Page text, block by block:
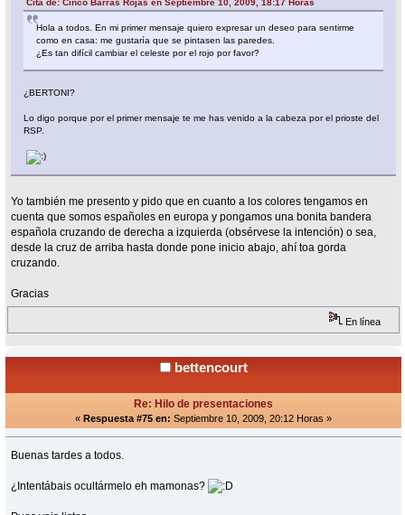
Cita de: Cinco Barras Rojas en Septiembre 10, 2009, 18:17 Horas
Hola a todos. En mi primer mensaje quiero expresar un deseo para sentirme
como en casa: me gustaría que se pintasen las paredes.
¿Es tan difícil cambiar el celeste por el rojo por favor?
¿BERTONI?
Lo digo porque por el primer mensaje te me has venido a la cabeza por el prioste del
RSP.
Yo también me presento y pido que en cuanto a los colores tengamos en
cuenta que somos españoles en europa y pongamos una bonita bandera
española cruzando de derecha a izquierda (obsérvese la intención) o sea,
desde la cruz de arriba hasta donde pone inicio abajo, ahí toa gorda
cruzando.
Gracias
En línea
bettencourt
Re: Hilo de presentaciones
« Respuesta #75 en: Septiembre 10, 2009, 20:12 Horas »
Buenas tardes a todos.
¿Intentábais ocultármelo eh mamonas?